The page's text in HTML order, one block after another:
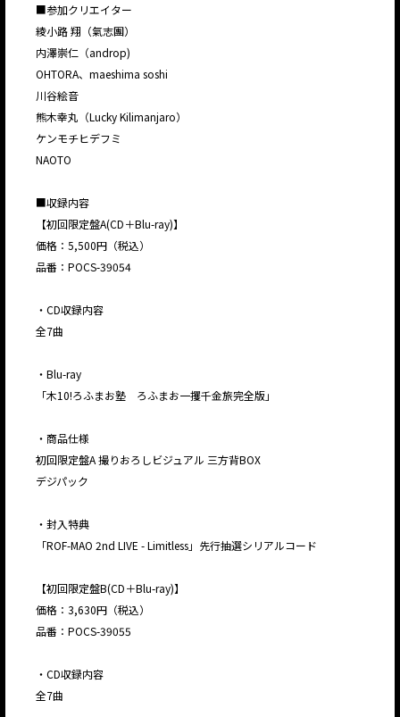
■参加クリエイター
綾小路 翔（氣志團）
内澤崇仁（androp)
OHTORA、maeshima soshi
川谷絵音
熊木幸丸（Lucky Kilimanjaro）
ケンモチヒデフミ
NAOTO
■収録内容
【初回限定盤A(CD＋Blu-ray)】
価格：5,500円（税込）
品番：POCS-39054
・CD収録内容
全7曲
・Blu-ray
「木10!ろふまお塾 ろふまお一攫千金旅完全版」
・商品仕様
初回限定盤A 撮りおろしビジュアル 三方背BOX
デジパック
・封入特典
「ROF-MAO 2nd LIVE - Limitless」先行抽選シリアルコード
【初回限定盤B(CD＋Blu-ray)】
価格：3,630円（税込）
品番：POCS-39055
・CD収録内容
全7曲